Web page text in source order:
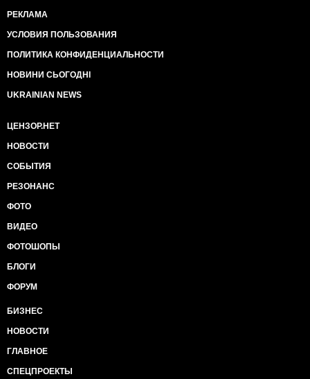
РЕКЛАМА
УСЛОВИЯ ПОЛЬЗОВАНИЯ
ПОЛИТИКА КОНФИДЕНЦИАЛЬНОСТИ
НОВИНИ СЬОГОДНІ
UKRAINIAN NEWS
ЦЕНЗОР.НЕТ
НОВОСТИ
СОБЫТИЯ
РЕЗОНАНС
ФОТО
ВИДЕО
ФОТОШОПЫ
БЛОГИ
ФОРУМ
БИЗНЕС
НОВОСТИ
ГЛАВНОЕ
СПЕЦПРОЕКТЫ